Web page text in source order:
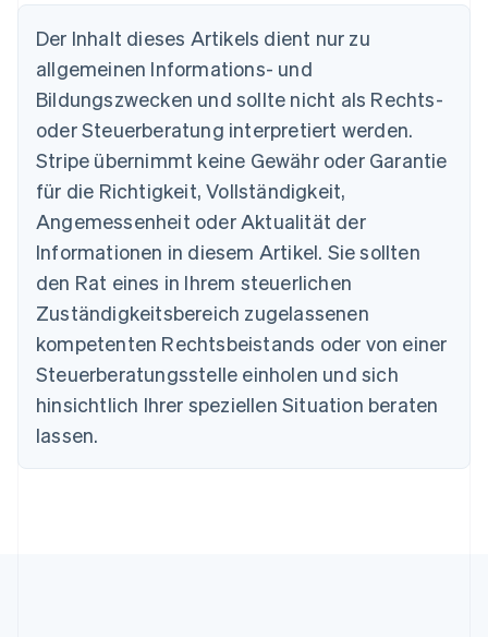
Der Inhalt dieses Artikels dient nur zu
allgemeinen Informations- und
Bildungszwecken und sollte nicht als Rechts-
oder Steuerberatung interpretiert werden.
Stripe übernimmt keine Gewähr oder Garantie
für die Richtigkeit, Vollständigkeit,
Angemessenheit oder Aktualität der
Informationen in diesem Artikel. Sie sollten
den Rat eines in Ihrem steuerlichen
Zuständigkeitsbereich zugelassenen
kompetenten Rechtsbeistands oder von einer
Steuerberatungsstelle einholen und sich
hinsichtlich Ihrer speziellen Situation beraten
lassen.
Australien
English
Belgien
NederlandsFrançais DeutschEnglish
Brasilien
Bulgarien
English
Dänemark
English
Deutschland
DeutschEnglish
English
Festlandchina